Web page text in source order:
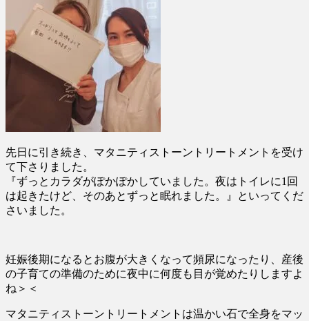
先日に引き続き、マタニティストーントリートメントを受け
て下さりました。
『ずっとカラダがぽかぽかしていました。夜はトイレに1回
は起きたけど、そのあとずっと眠れました。』といってくだ
さいました。
妊娠後期になるとお腹が大きくなって頻尿になったり、産後
の子育ての準備のために夜中に何度も目が覚めたりしますよ
ね＞＜
マタニティストーントリートメントは温かい石で全身をマッ